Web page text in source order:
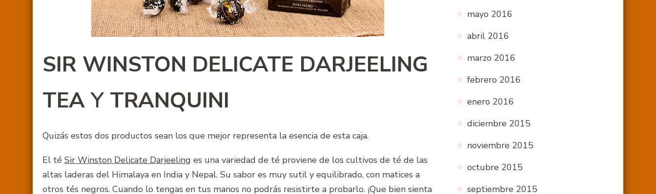
SIR WINSTON DELICATE DARJEELING
TEAY TRANQUINI
Quizás estos dos productos sean los que mejor representa la esencia de esta caja.
El té Sir Winston Delicate Darjeeling es una variedad de té proviene de los cultivos de té de las
altas laderas del Himalaya en India y Nepal. Su sabor es muy sutil y equilibrado, con matices a
otros tés negros. Cuando lo tengas en tus manos no podrás resistirte a probarlo. ¡Que bien sienta
mayo 2016
abril 2016
marzo 2016
febrero 2016
enero 2016
diciembre 2015
noviembre 2015
octubre 2015
septiembre 2015